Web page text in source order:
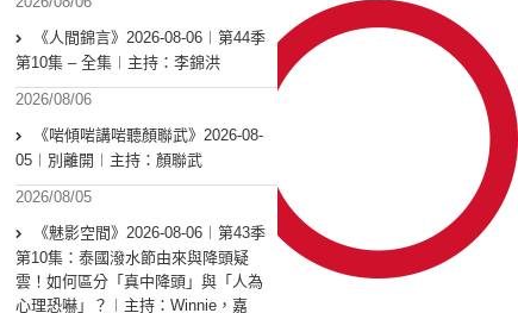
《人間錦言》2026-08-06︱第44季
第10集 – 全集︱主持：李錦洪
2026/08/06
《啱傾啱講啱聽顏聯武》2026-08-
05︱別離開︱主持：顏聯武
2026/08/05
《魅影空間》2026-08-06︱第43季
第10集：泰國潑水節由來與降頭疑
雲！如何區分「真中降頭」與「人為
心理恐嚇」？︱主持：Winnie，嘉